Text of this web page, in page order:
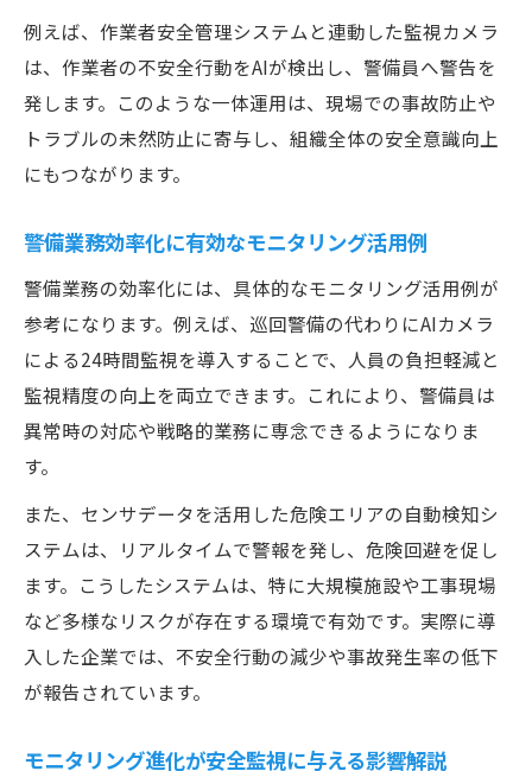
例えば、作業者安全管理システムと連動した監視カメラ
は、作業者の不安全行動をAIが検出し、警備員へ警告を
発します。このような一体運用は、現場での事故防止や
トラブルの未然防止に寄与し、組織全体の安全意識向上
にもつながります。
警備業務効率化に有効なモニタリング活用例
警備業務の効率化には、具体的なモニタリング活用例が
参考になります。例えば、巡回警備の代わりにAIカメラ
による24時間監視を導入することで、人員の負担軽減と
監視精度の向上を両立できます。これにより、警備員は
異常時の対応や戦略的業務に専念できるようになりま
す。
また、センサデータを活用した危険エリアの自動検知シ
ステムは、リアルタイムで警報を発し、危険回避を促し
ます。こうしたシステムは、特に大規模施設や工事現場
など多様なリスクが存在する環境で有効です。実際に導
入した企業では、不安全行動の減少や事故発生率の低下
が報告されています。
モニタリング進化が安全監視に与える影響解説